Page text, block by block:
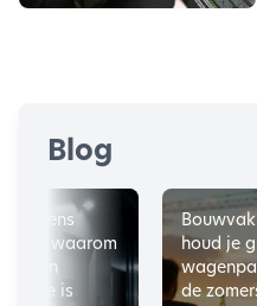
Blog
waarom
een
is
houd je
de